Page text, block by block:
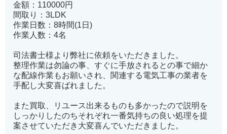
金額：110000円
間取り：3LDK
作業日数：8時間(1日)
作業人数：4名
司法書士様より弊社に依頼をいただきました。
整理作業は勿論の事、すぐに手放されるとの事で細か
な配線作業もお願いされ、関連する電気工事の業者を
手配し大変喜ばれました。
また買取、リユース出来るものも多かったので説明を
しっかりしたのちそれぞれ一番気持ちの良い処理を提
案させていただき大変喜んでいただきました。